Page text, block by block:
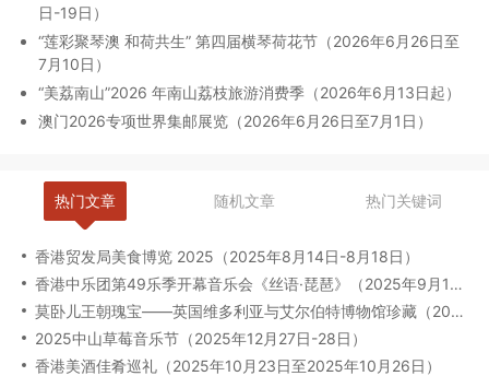
日-19日）
“莲彩聚琴澳 和荷共生” 第四届横琴荷花节（2026年6月26日至
7月10日）
“美荔南山”2026 年南山荔枝旅游消费季（2026年6月13日起）
澳门2026专项世界集邮展览（2026年6月26日至7月1日）
热门文章 随机文章 热门关键词
香港贸发局美食博览 2025（2025年8月14日-8月18日）
香港中乐团第49乐季开幕音乐会《丝语·琵琶》（2025年9月12日至13日）
莫卧儿王朝瑰宝——英国维多利亚与艾尔伯特博物馆珍藏（2025年8月6日-2026年2月23日）
2025中山草莓音乐节（2025年12月27日-28日）
香港美酒佳肴巡礼（2025年10月23日至2025年10月26日）